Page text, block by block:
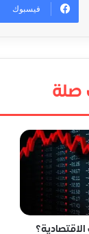
فيسبوك
صلة